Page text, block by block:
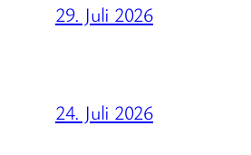
29. Juli 2026
24. Juli 2026